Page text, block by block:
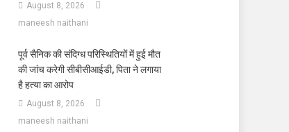
August 8, 2026
maneesh naithani
पूर्व सैनिक की संदिग्ध परिस्थितियों में हुई मौत
की जांच करेगी सीबीसीआईडी, पिता ने लगाया
है हत्या का आरोप
August 8, 2026
maneesh naithani